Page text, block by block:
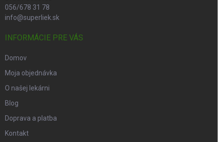
056/678 31 78
info@superliek.sk
INFORMÁCIE PRE VÁS
Domov
Moja objednávka
O našej lekárni
Blog
Doprava a platba
Kontakt